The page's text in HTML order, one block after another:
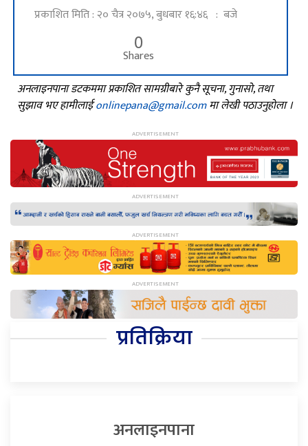
प्रकाशित मिति : २० चैत्र २०७५, बुधबार १६:४६ : बजे
0
Shares
अनलाइनपाना डटकममा प्रकाशित सामग्रीबारे कुनै सूचना, गुनासो, तथा
सुझाव भए हामीलाईonlinepana@gmail.comमा लेखी पठाउनुहोला ।
प्रतिक्रिया
अनलाइनपाना